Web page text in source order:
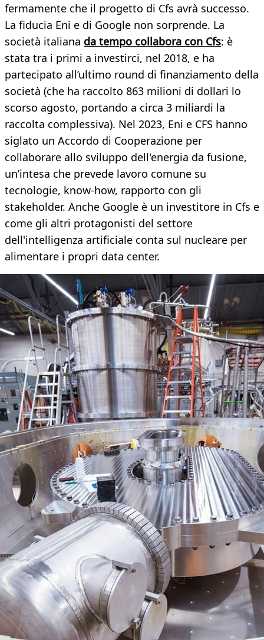
fermamente che il progetto di Cfs avrà successo.
La fiducia Eni e di Google non sorprende. La
società italiana da tempo collabora con Cfs: è
stata tra i primi a investirci, nel 2018, e ha
partecipato all’ultimo round di finanziamento della
società (che ha raccolto 863 milioni di dollari lo
scorso agosto, portando a circa 3 miliardi la
raccolta complessiva). Nel 2023, Eni e CFS hanno
siglato un Accordo di Cooperazione per
collaborare allo sviluppo dell'energia da fusione,
un’intesa che prevede lavoro comune su
tecnologie, know-how, rapporto con gli
stakeholder. Anche Google è un investitore in Cfs e
come gli altri protagonisti del settore
dell'intelligenza artificiale conta sul nucleare per
alimentare i propri data center.